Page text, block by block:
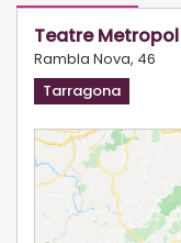
Teatre Metropol
Rambla Nova, 46
Tarragona